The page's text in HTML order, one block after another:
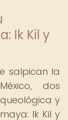
Ik Kil y
salpican la
dos
y
Ik Kil y